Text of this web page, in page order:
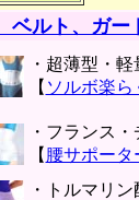
ベルト、ガ
・超薄型・
【 ソルボ楽ら
・フランス
【 腰サポータ
・トルマリ